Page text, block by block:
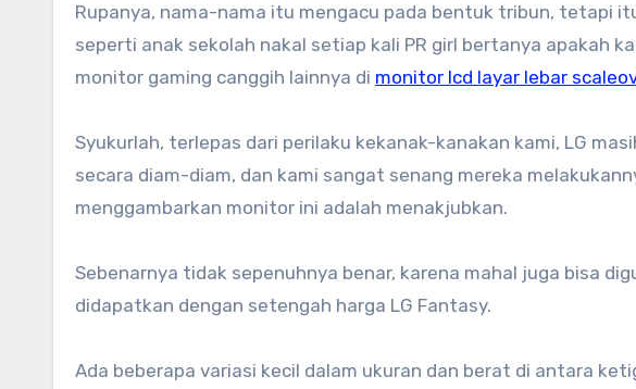
Rupanya, nama-nama itu mengacu pada bentuk tribun, tetapi
seperti anak sekolah nakal setiap kali PR girl bertanya apakah
monitor gaming canggih lainnya di monitor lcd layar lebar
Syukurlah, terlepas dari perilaku kekanak-kanakan kami, LG
secara diam-diam, dan kami sangat senang mereka
menggambarkan monitor ini adalah menakjubkan.
Sebenarnya tidak sepenuhnya benar, karena mahal juga bisa
didapatkan dengan setengah harga LG Fantasy.
Ada beberapa variasi kecil dalam ukuran dan berat di antara